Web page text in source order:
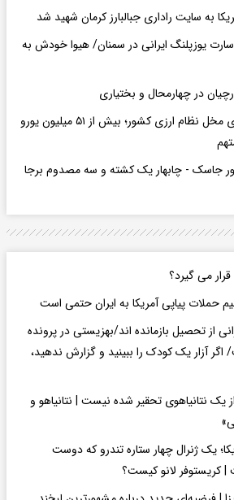
به سایت راداری جبالبارز کرمان شهید شد
یوزپلنگ ایرانی در سمنان/ هیوا خودش به
در چهارمحال و بختیاری
دستگیری متهم متواری مخل نظام ارزی کشور؛ بیش از ۵۱ میلیون یورو
جاسک - چابهار یک کشته و سه مصدوم برجا
می گیرد؟
حملات پیاپی آمریکا به ایران حتمی است
از تحصیل بازمانده اند/بهزیستی در پرونده
آزار یک کودک را ببینید و گزارش ندهید،
یک نتانیاهوی تحقیر شده نیست | نتانیاهو و
یک ژنرال چهار ستاره تندرو که دوست
لانو کیست؟